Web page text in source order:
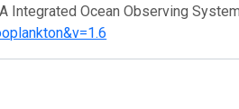
Integrated Ocean Observing